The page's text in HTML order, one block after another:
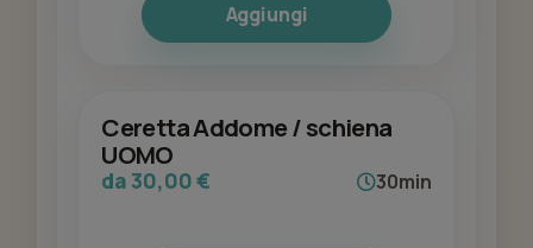
Aggiungi
Ceretta Addome / schiena
UOMO
da 30,00 € 30min